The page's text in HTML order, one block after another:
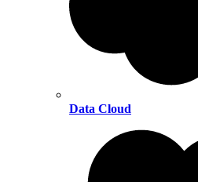
Data Cloud